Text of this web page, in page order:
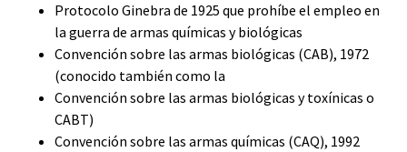
Protocolo Ginebra de 1925 que prohíbe el empleo en
la guerra de armas químicas y biológicas
Convención sobre las armas biológicas (CAB), 1972
(conocido también como la
Convención sobre las armas biológicas y toxínicas o
CABT)
Convención sobre las armas químicas (CAQ), 1992